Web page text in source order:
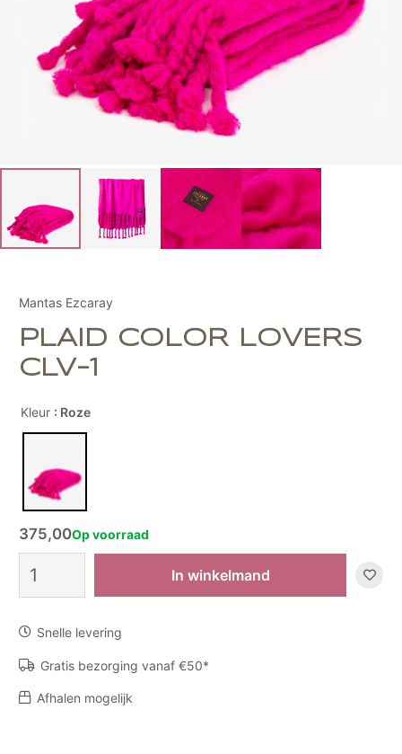
Mantas Ezcaray
PLAID COLOR LOVERS
CLV-1
Kleur : Roze
375,00Op voorraad
Color
Lovers
1
aantal
In winkelmand
Snelle levering
Gratis bezorging vanaf €50*
Afhalen mogelijk